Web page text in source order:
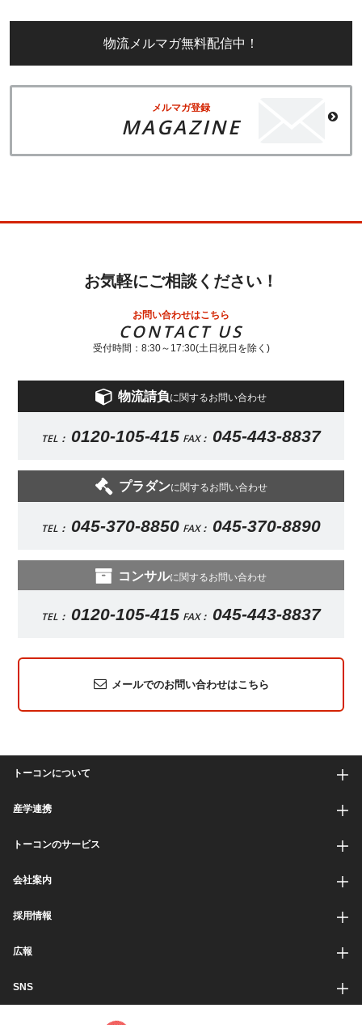
物流メルマガ無料配信中！
メルマガ登録
MAGAZINE
お気軽にご相談ください！
お問い合わせはこちら
CONTACT US
受付時間：8:30～17:30(土日祝日を除く)
物流請負に関するお問い合わせ
TEL： 0120-105-415 FAX： 045-443-8837
プラダンに関するお問い合わせ
TEL： 045-370-8850 FAX： 045-370-8890
コンサルに関するお問い合わせ
TEL： 0120-105-415 FAX： 045-443-8837
メールでのお問い合わせはこちら
トーコンについて
産学連携
トーコンのサービス
会社案内
採用情報
広報
SNS